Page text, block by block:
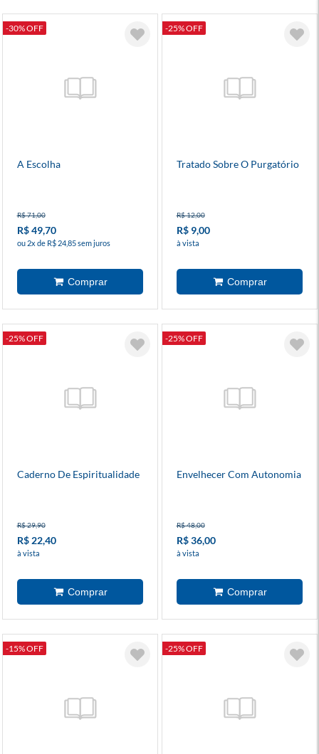
-30% OFF
A Escolha
R$ 71,00
R$ 49,70
ou 2x de R$ 24,85 sem juros
-25% OFF
Tratado Sobre O Purgatório
R$ 12,00
R$ 9,00
à vista
-25% OFF
Caderno De Espiritualidade
R$ 29,90
R$ 22,40
à vista
-25% OFF
Envelhecer Com Autonomia
R$ 48,00
R$ 36,00
à vista
-15% OFF -25% OFF